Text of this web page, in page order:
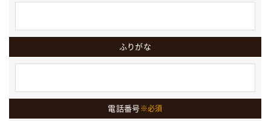
ふりがな
電話番号※必須